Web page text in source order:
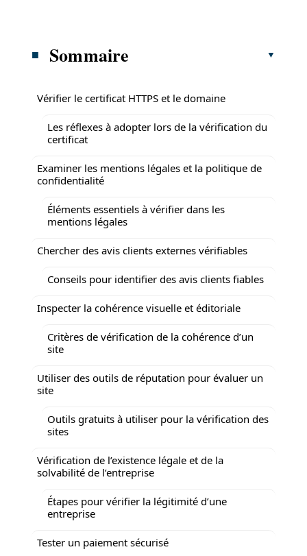
Sommaire
Vérifier le certificat HTTPS et le domaine
Les réflexes à adopter lors de la vérification du
certificat
Examiner les mentions légales et la politique de
confidentialité
Éléments essentiels à vérifier dans les
mentions légales
Chercher des avis clients externes vérifiables
Conseils pour identifier des avis clients fiables
Inspecter la cohérence visuelle et éditoriale
Critères de vérification de la cohérence d’un
site
Utiliser des outils de réputation pour évaluer un
site
Outils gratuits à utiliser pour la vérification des
sites
Vérification de l’existence légale et de la
solvabilité de l’entreprise
Étapes pour vérifier la légitimité d’une
entreprise
Tester un paiement sécurisé